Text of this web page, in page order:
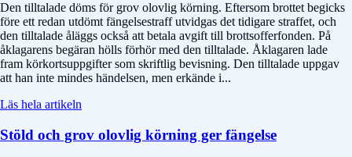
Den tilltalade döms för grov olovlig körning. Eftersom brottet begicks
före ett redan utdömt fängelsestraff utvidgas det tidigare straffet, och
den tilltalade åläggs också att betala avgift till brottsofferfonden. På
åklagarens begäran hölls förhör med den tilltalade. Åklagaren lade
fram körkortsuppgifter som skriftlig bevisning. Den tilltalade uppgav
att han inte mindes händelsen, men erkände i...
Läs hela artikeln
Stöld och grov olovlig körning ger fängelse